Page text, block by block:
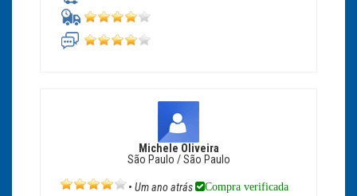
Michele Oliveira
São Paulo / São Paulo
• Um ano atrás Compra verificada